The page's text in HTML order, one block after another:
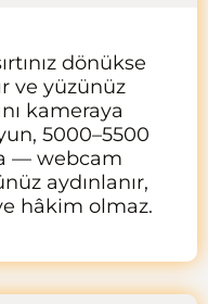
dönükse
ve yüzünüz
kameraya
5000–5500
— webcam
aydınlanır,
hâkim olmaz.